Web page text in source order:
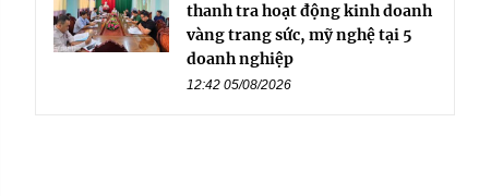
thanh tra hoạt động kinh doanh
vàng trang sức, mỹ nghệ tại 5
doanh nghiệp
12:42 05/08/2026